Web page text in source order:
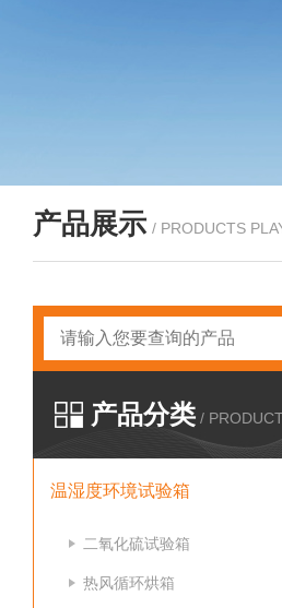
产品展示 / PRODUCTS
产品分类 /
温湿度环境试验箱
二氧化硫试验箱
热风循环烘箱